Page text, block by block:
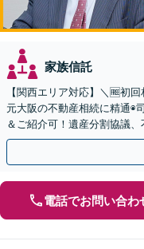
家族信託
【関西エリア対応】＼🆓初
元大阪の不動産相続に精通◉
＆ご紹介可！遺産分割協議
ます。お気軽にご相談くださ
電話でお問い合わ